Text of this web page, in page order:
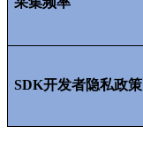
SDK开发者隐私政策